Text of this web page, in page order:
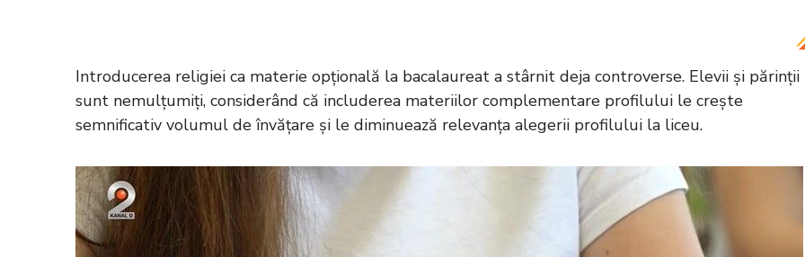
Introducerea religiei ca materie opțională la bacalaureat a stârnit deja controverse. Elevii și părinții
sunt nemulțumiți, considerând că includerea materiilor complementare profilului le crește
semnificativ volumul de învățare și le diminuează relevanța alegerii profilului la liceu.